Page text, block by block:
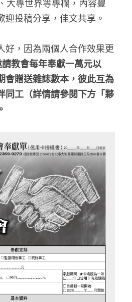
大專世界等專欄，內容豐
迎投稿分享，佳文共享。
好，因為兩個人合作效果更
請教會每年奉獻一萬元以
會贈送雜誌數本，彼此互為
同工（詳情請參閱下方「夥